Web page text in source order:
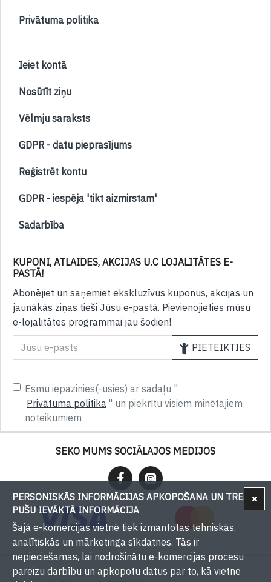
Privātuma politika
Ieiet kontā
Nosūtīt ziņu
Vēlmju saraksts
GDPR - datu pieprasījums
Reģistrēt kontu
GDPR - iespēja 'tikt aizmirstam'
Sadarbība
KUPONI, ATLAIDES, AKCIJAS U.C LOJALITĀTES E-
PASTĀ!
Abonējiet un saņemiet ekskluzīvus kuponus, akcijas un
jaunākās ziņas tieši Jūsu e-pastā. Pievienojieties mūsu
e-lojalitātes programmai jau šodien!
PIETEIKTIES
Esmu iepazinies(-usies) ar sadaļu "
Privātuma politika " un piekrītu visiem minētajiem
noteikumiem
SEKO MUMS SOCIĀLAJOS MEDIJOS
PERSONISKĀS INFORMĀCIJAS APKOPOŠANA UN TREŠU
PUŠU IEVĀKTĀ INFORMĀCIJA
Šajā e-komercijas vietnē tiek izmantotas tehniskās,
analītiskās un mārketinga sīkdatnes. Tās ir
nepieciešamas, lai nodrošinātu e-komercijas procesu
pareizu darbību un apkopotu datus par to, kā vietne